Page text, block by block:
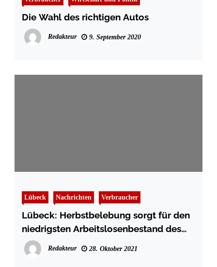
Die Wahl des richtigen Autos
Redakteur 9. September 2020
Lübeck Nachrichten Verbraucher
Lübeck: Herbstbelebung sorgt für den
niedrigsten Arbeitslosenbestand des
Jahres
Redakteur 28. Oktober 2021